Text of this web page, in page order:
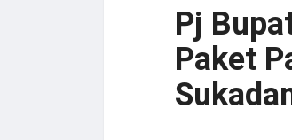
Pj
Paket